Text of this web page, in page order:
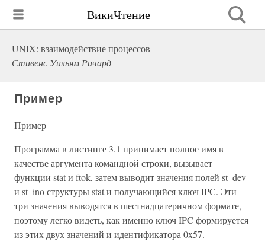
ВикиЧтение
UNIX: взаимодействие процессов
Стивенс Уильям Ричард
Пример
Пример
Программа в листинге 3.1 принимает полное имя в
качестве аргумента командной строки, вызывает
функции stat и ftok, затем выводит значения полей st_dev
и st_ino структуры stat и получающийся ключ IPC. Эти
три значения выводятся в шестнадцатеричном формате,
поэтому легко видеть, как именно ключ IPC формируется
из этих двух значений и идентификатора 0x57.